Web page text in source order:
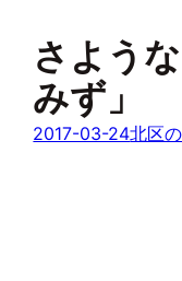
さよう
みず」
2017-03-24北区